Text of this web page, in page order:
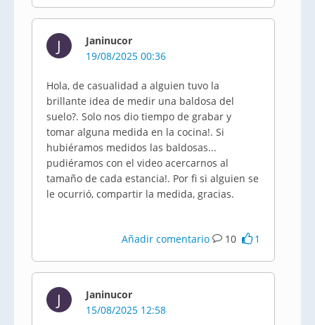
J
Janinucor
19/08/2025 00:36
Hola, de casualidad a alguien tuvo la
brillante idea de medir una baldosa del
suelo?. Solo nos dio tiempo de grabar y
tomar alguna medida en la cocina!. Si
hubiéramos medidos las baldosas...
pudiéramos con el video acercarnos al
tamaño de cada estancia!. Por fi si alguien se
le ocurrió, compartir la medida, gracias.
Añadir comentario 10 1
J
Janinucor
15/08/2025 12:58